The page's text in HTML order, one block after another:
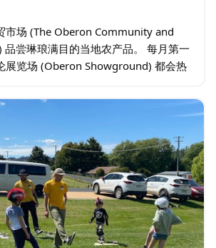
市场 (The Oberon Community and
尝琳琅满目的当地农产品。 每月第一
展览场 (Oberon Showground) 都会热